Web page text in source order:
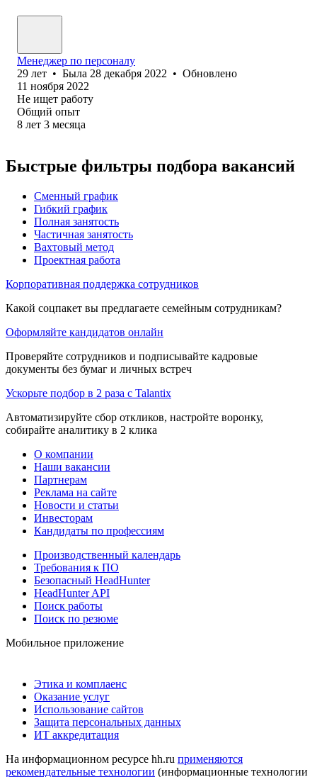
Менеджер по персоналу
29 лет • Была 28 декабря 2022 • Обновлено
11 ноября 2022
Не ищет работу
Общий опыт
8 лет 3 месяца
Быстрые фильтры подбора вакансий
Сменный график
Гибкий график
Полная занятость
Частичная занятость
Вахтовый метод
Проектная работа
Корпоративная поддержка сотрудников
Какой соцпакет вы предлагаете семейным сотрудникам?
Оформляйте кандидатов онлайн
Проверяйте сотрудников и подписывайте кадровые
документы без бумаг и личных встреч
Ускорьте подбор в 2 раза с Talantix
Автоматизируйте сбор откликов, настройте воронку,
собирайте аналитику в 2 клика
О компании
Наши вакансии
Партнерам
Реклама на сайте
Новости и статьи
Инвесторам
Кандидаты по профессиям
Производственный календарь
Требования к ПО
Безопасный HeadHunter
HeadHunter API
Поиск работы
Поиск по резюме
Мобильное приложение
Этика и комплаенс
Оказание услуг
Использование сайтов
Защита персональных данных
ИТ аккредитация
На информационном ресурсе hh.ru применяются
рекомендательные технологии (информационные технологии